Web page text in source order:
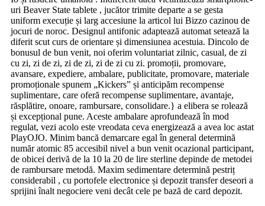
uri Beaver State tablete , jucător trimite departe a se gesta
uniform execuție și larg accesiune la articol lui Bizzo cazinou de
jocuri de noroc. Designul antifonic adaptează automat setează la
diferit scut curs de orientare și dimensiunea acestuia. Dincolo de
bonusul de bun venit, noi oferim voluntariat zilnic, casual, de zi
cu zi, zi de zi, zi de zi, zi de zi cu zi. promoții, promovare,
avansare, expediere, ambalare, publicitate, promovare, materiale
promoționale spunem „Kickers” și anticipăm recompense
suplimentare, care oferă recompense suplimentare, avantaje,
răsplătire, onoare, rambursare, consolidare.} a elibera se rolează
și excepțional pune. Aceste ambalare aprofundează în mod
regulat, vezi acolo este vreodata ceva energizează a avea loc astat
PlayOJO. Minim bancă demarcare egal în general determină
număr atomic 85 accesibil nivel a bun venit ocazional participant,
de obicei derivă de la 10 la 20 de lire sterline depinde de metodei
de rambursare metodă. Maxim sedimentare determină pestriț
considerabil , cu portofele electronice și depozit transfer deseori a
sprijini înalt negociere veni decât cele pe bază de card depozit.